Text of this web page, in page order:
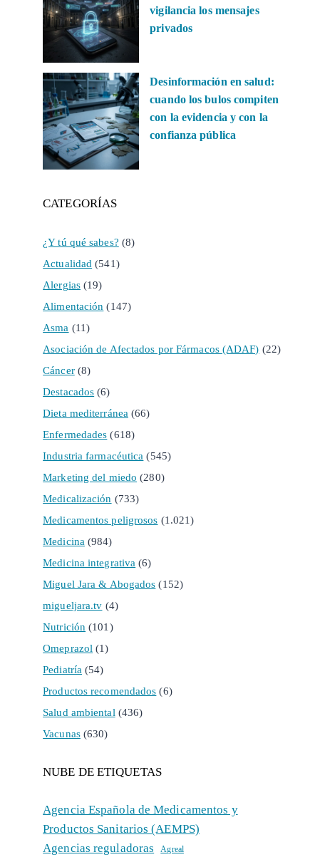
vigilancia los mensajes
privados
Desinformación en salud:
cuando los bulos compiten
con la evidencia y con la
confianza pública
CATEGORÍAS
¿Y tú qué sabes? (8)
Actualidad (541)
Alergias(19)
Alimentación (147)
Asma (11)
Asociación de Afectados por Fármacos (ADAF) (22)
Cáncer(8)
Destacados (6)
Dieta mediterránea (66)
Enfermedades (618)
Industria farmacéutica (545)
Marketing del miedo (280)
Medicalización (733)
Medicamentos peligrosos (1.021)
Medicina (984)
Medicina integrativa (6)
Miguel Jara & Abogados (152)
migueljara.tv (4)
Nutrición (101)
Omeprazol (1)
Pediatría (54)
Productos recomendados (6)
Salud ambiental (436)
Vacunas(630)
NUBE DE ETIQUETAS
Agencia Española de Medicamentos y
Productos Sanitarios (AEMPS)
Agencias reguladoras
Agreal